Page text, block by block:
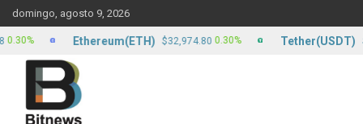
Skip
to
content
domingo, agosto 9, 2026
Ethereum(ETH) $32,974.80 0.30% Tether(USDT) $17.13